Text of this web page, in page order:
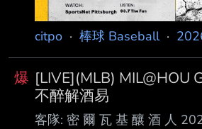
citpo · 棒球 Baseball·
爆 [LIVE](MLB) MIL@HOU
不醉解酒易
客隊: 密 爾 瓦 基 釀 酒 人